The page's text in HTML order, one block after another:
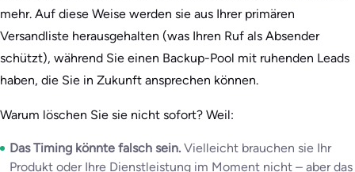
mehr. Auf diese Weise werden sie aus Ihrer primären
Versandliste herausgehalten (was Ihren Ruf als Absender
schützt), während Sie einen Backup-Pool mit ruhenden Leads
haben, die Sie in Zukunft ansprechen können.
Warum löschen Sie sie nicht sofort? Weil:
Das Timing könnte falsch sein. Vielleicht brauchen sie Ihr
Produkt oder Ihre Dienstleistung im Moment nicht – aber das